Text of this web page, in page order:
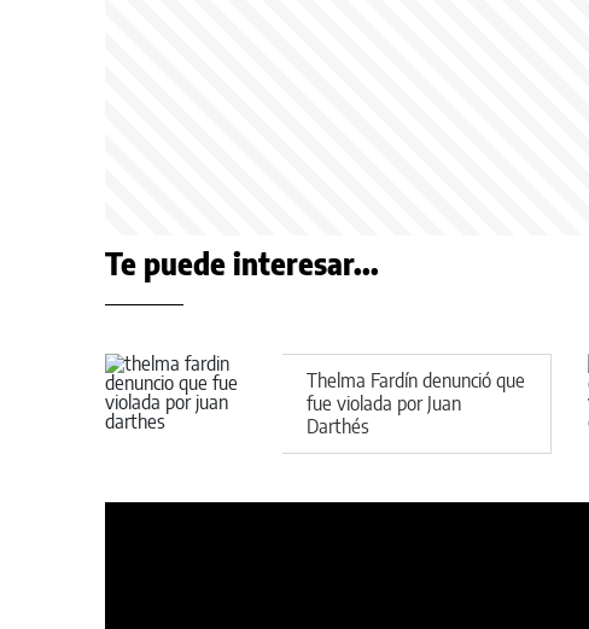
Te puede interesar...
Thelma Fardín denunció que
fue violada por Juan
Darthés